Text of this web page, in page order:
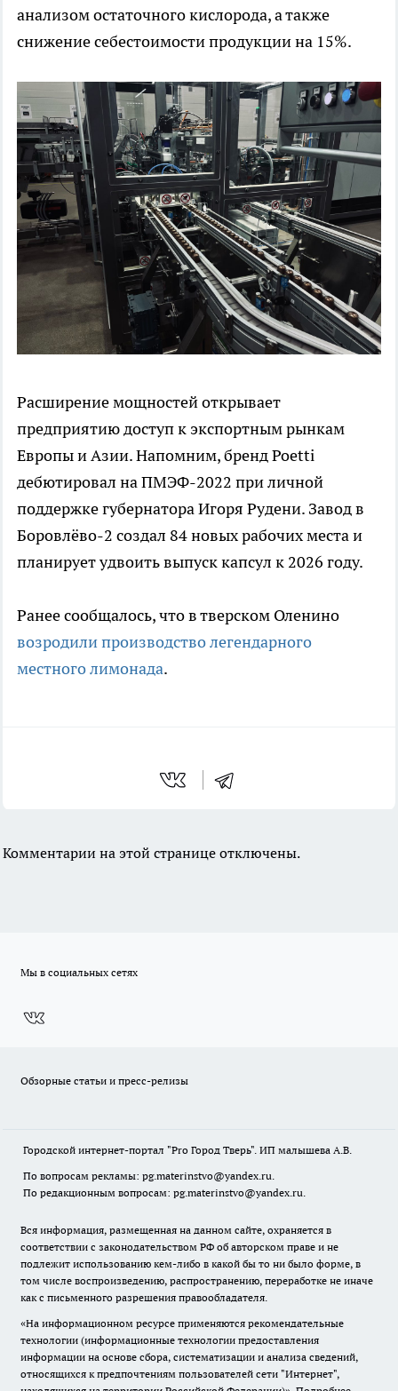
анализом остаточного кислорода, а также
снижение себестоимости продукции на 15%.
Расширение мощностей открывает
предприятию доступ к экспортным рынкам
Европы и Азии. Напомним, бренд Poetti
дебютировал на ПМЭФ-2022 при личной
поддержке губернатора Игоря Рудени. Завод в
Боровлёво-2 создал 84 новых рабочих места и
планирует удвоить выпуск капсул к 2026 году.
Ранее сообщалось, что в тверском Оленино
возродили производство легендарного
местного лимонада.
Комментарии на этой странице отключены.
Мы в социальных сетях
Обзорные статьи и пресс-релизы
Городской интернет-портал "Pro Город Тверь". ИП малышева А.В.
По вопросам рекламы: pg.materinstvo@yandex.ru.
По редакционным вопросам: pg.materinstvo@yandex.ru.
Вся информация, размещенная на данном сайте, охраняется в
соответствии с законодательством РФ об авторском праве и не
подлежит использованию кем-либо в какой бы то ни было форме, в
том числе воспроизведению, распространению, переработке не иначе
как с письменного разрешения правообладателя.
«На информационном ресурсе применяются рекомендательные
технологии (информационные технологии предоставления
информации на основе сбора, систематизации и анализа сведений,
относящихся к предпочтениям пользователей сети "Интернет",